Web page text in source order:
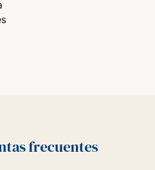
frecuentes